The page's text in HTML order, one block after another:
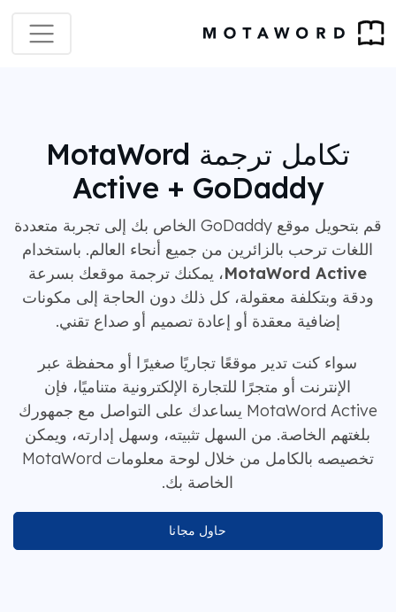
تكامل ترجمة MotaWord
Active + GoDaddy
قم بتحويل موقع GoDaddy الخاص بك إلى تجربة متعددة
اللغات ترحب بالزائرين من جميع أنحاء العالم. باستخدام
MotaWord Active، يمكنك ترجمة موقعك بسرعة
ودقة وبتكلفة معقولة، كل ذلك دون الحاجة إلى مكونات
إضافية معقدة أو إعادة تصميم أو صداع تقني.
سواء كنت تدير موقعًا تجاريًا صغيرًا أو محفظة عبر
الإنترنت أو متجرًا للتجارة الإلكترونية متناميًا، فإن
MotaWord Active يساعدك على التواصل مع جمهورك
بلغتهم الخاصة. من السهل تثبيته، وسهل إدارته، ويمكن
تخصيصه بالكامل من خلال لوحة معلومات MotaWord
الخاصة بك.
حاول مجانا